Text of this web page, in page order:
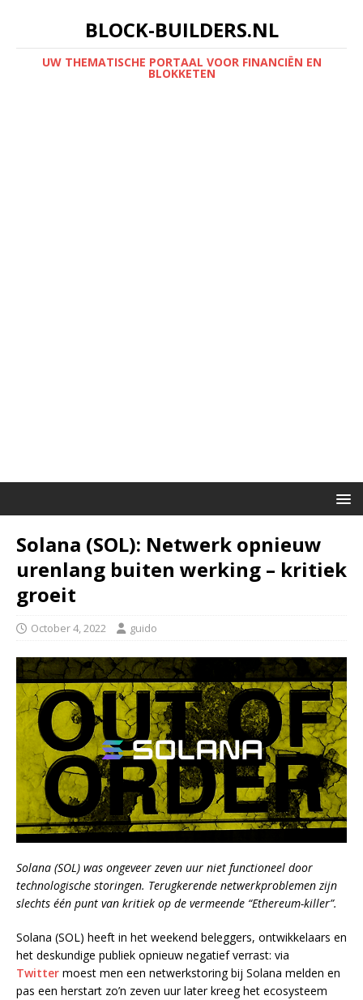
BLOCK-BUILDERS.NL
UW THEMATISCHE PORTAAL VOOR FINANCIËN EN
BLOKKETEN
Solana (SOL): Netwerk opnieuw
urenlang buiten werking – kritiek
groeit
October 4, 2022 guido
Solana (SOL) was ongeveer zeven uur niet functioneel door
technologische storingen. Terugkerende netwerkproblemen zijn
slechts één punt van kritiek op de vermeende “Ethereum-killer”.
Solana (SOL) heeft in het weekend beleggers, ontwikkelaars en
het deskundige publiek opnieuw negatief verrast: via
Twitter moest men een netwerkstoring bij Solana melden en
pas een herstart zo’n zeven uur later kreeg het ecosysteem